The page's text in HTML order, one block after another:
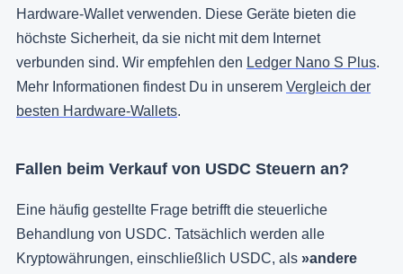
Hardware-Wallet verwenden. Diese Geräte bieten die
höchste Sicherheit, da sie nicht mit dem Internet
verbunden sind. Wir empfehlen den Ledger Nano S Plus.
Mehr Informationen findest Du in unserem Vergleich der
besten Hardware-Wallets.
Fallen beim Verkauf von USDC Steuern an?
Eine häufig gestellte Frage betrifft die steuerliche
Behandlung von USDC. Tatsächlich werden alle
Kryptowährungen, einschließlich USDC, als »andere